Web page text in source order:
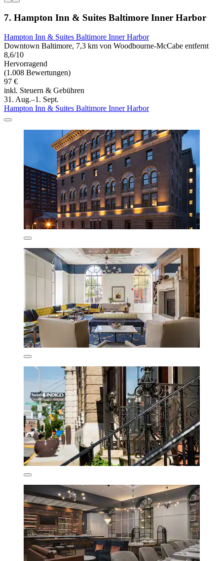
7. Hampton Inn & Suites Baltimore Inner Harbor
Hampton Inn & Suites Baltimore Inner Harbor
Downtown Baltimore, 7,3 km von Woodbourne-McCabe entfernt
8,6/10
Hervorragend
(1.008 Bewertungen)
97 €
inkl. Steuern & Gebühren
31. Aug.–1. Sept.
Hampton Inn & Suites Baltimore Inner Harbor